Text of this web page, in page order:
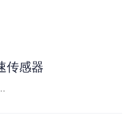
传感器